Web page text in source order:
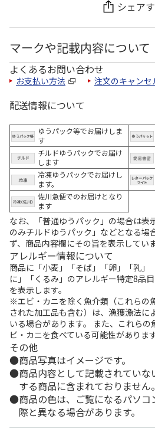
シェア
マークや記載内容について
よくあるお問い合わせ
お支払い方法 注文のキャンセ
配送情報について
ゆうパック等でお届けしま
す
チルドゆうパックでお届け
します
冷凍ゆうパックでお届けし
ます。
佐川急便でのお届けとなり
ます
なお、「普通ゆうパック」の場合は表
のみチルドゆうパック」などとなる場
ず、商品内容欄にその旨を表示していま
アレルギー情報について
商品に「小麦」「そば」「卵」「乳」
に」「くるみ」のアレルギー特定8品
を表示します。
※エビ・カニを除く魚介類（これらの
された加工品も含む）は、漁獲漁法に
いる場合があります。 また、これら
ビ・カニを食べている可能性があります
その他
商品写真はイメージです。
商品内容として記載されてい
する商品に含まれておりません。
商品の色は、ご覧になるパソ
際と異なる場合があります。